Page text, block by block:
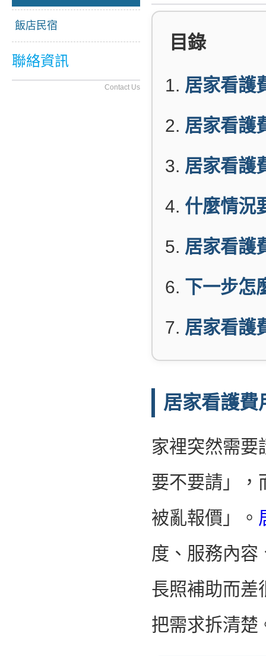
飯店民宿
聯絡資訊
Contact Us
目錄
居家看護
居家看護
居家看護
什麼情況
居家看護
下一步怎
居家看護
居家看護費
家裡突然需要
要不要請」，
被亂報價」。
度、服務內容
長照補助而差
把需求拆清楚